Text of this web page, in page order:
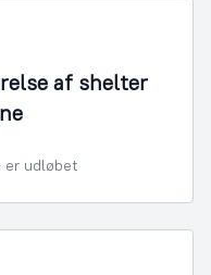
af shelter
er udløbet